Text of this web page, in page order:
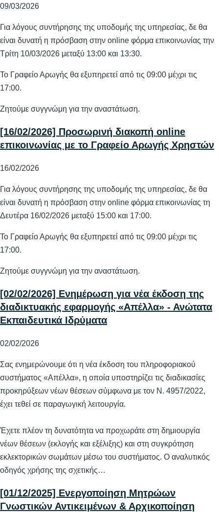
09/03/2026
Για λόγους συντήρησης της υποδομής της υπηρεσίας, δε θα
είναι δυνατή η πρόσβαση στην online φόρμα επικοινωνίας την
Τρίτη 10/03/2026 μεταξύ 13:00 και 13:30.
Το Γραφείο Αρωγής θα εξυπηρετεί από τις 09:00 μέχρι τις
17:00.
Ζητούμε συγγνώμη για την αναστάτωση.
[16/02/2026] Προσωρινή διακοπή online
επικοινωνίας με το Γραφείο Αρωγής Χρηστών
16/02/2026
Για λόγους συντήρησης της υποδομής της υπηρεσίας, δε θα
είναι δυνατή η πρόσβαση στην online φόρμα επικοινωνίας τη
Δευτέρα 16/02/2026 μεταξύ 15:00 και 17:00.
Το Γραφείο Αρωγής θα εξυπηρετεί από τις 09:00 μέχρι τις
17:00.
Ζητούμε συγγνώμη για την αναστάτωση.
[02/02/2026] Ενημέρωση για νέα έκδοση της
διαδικτυακής εφαρμογής «Απέλλα» - Ανώτατα
Εκπαιδευτικά Ιδρύματα
02/02/2026
Σας ενημερώνουμε ότι η νέα έκδοση του πληροφοριακού
συστήματος «Απέλλα», η οποία υποστηρίζει τις διαδικασίες
προκηρύξεων νέων θέσεων σύμφωνα με τον Ν. 4957/2022,
έχει τεθεί σε παραγωγική λειτουργία.
Έχετε πλέον τη δυνατότητα να προχωράτε στη δημιουργία
νέων θέσεων (εκλογής και εξέλιξης) και στη συγκρότηση
εκλεκτορικών σωμάτων μέσω του συστήματος. Ο αναλυτικός
οδηγός χρήσης της σχετικής…
[01/12/2025] Ενεργοποίηση Μητρώων
Γνωστικών Αντικειμένων & Αρχικοποίηση